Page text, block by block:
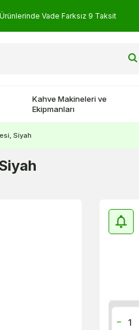
Vade Farksız 9 Taksit
Kahve Makineleri ve
Ekipmanları
Siyah